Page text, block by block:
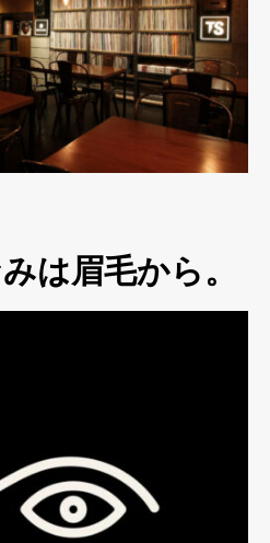
は眉毛から。